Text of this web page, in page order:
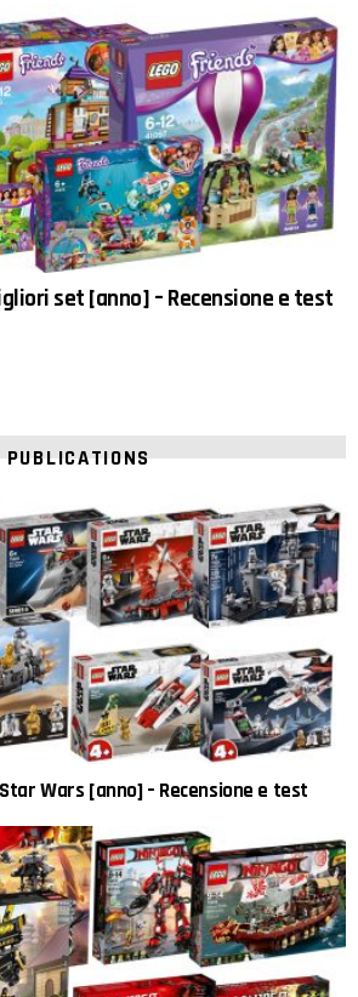
set [anno] – Recensione e test
PUBLICATIONS
Wars [anno] – Recensione e test